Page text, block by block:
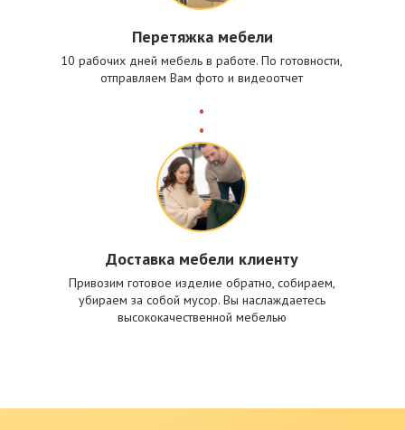
Перетяжка мебели
10 рабочих дней мебель в работе. По готовности,
отправляем Вам фото и видеоотчет
Доставка мебели клиенту
Привозим готовое изделие обратно, собираем,
убираем за собой мусор. Вы наслаждаетесь
высококачественной мебелью